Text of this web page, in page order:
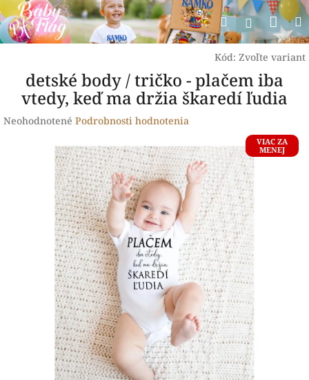
Prejsť
na
obsah
Hľadať
Kód: Zvoľte variant
detské body / tričko - plačem iba
vtedy, keď ma držia škaredí ľudia
Priemerné
hviezdičiek.
Neohodnotené Podrobnosti hodnotenia
VIAC ZA
MENEJ